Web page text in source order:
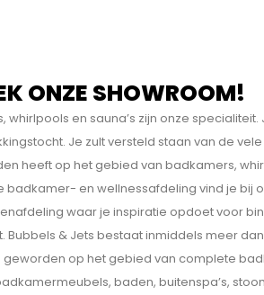
ONZE SHOWROOM!
whirlpools en sauna’s zijn onze
Je zult versteld staan van de
heeft op het gebied van badkamers,
badkamer- en wellnessafdeling vind je bij
waar je inspiratie opdoet voor
Bubbels & Jets bestaat inmiddels meer
op het gebied van complete
baden, buitenspa’s,